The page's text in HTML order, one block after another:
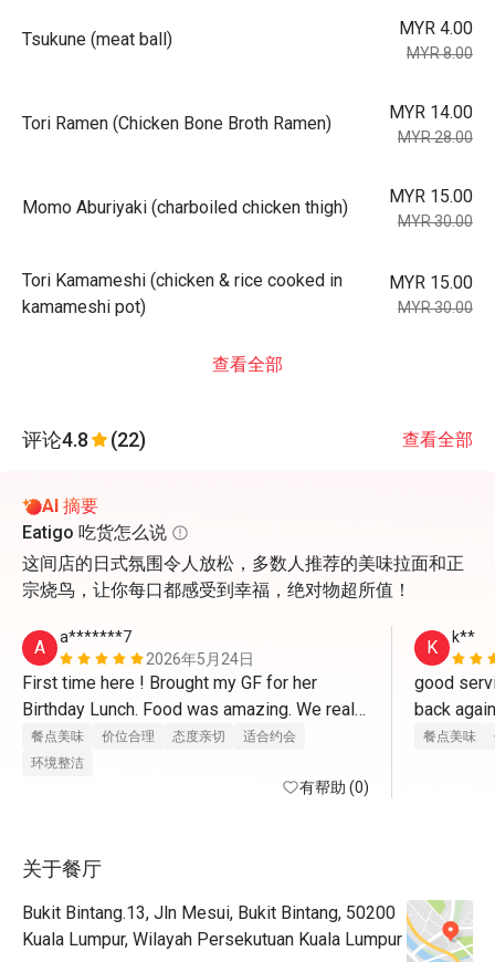
Tsukune (meat ball)
MYR 4.00
MYR 8.00
Tori Ramen (Chicken Bone Broth Ramen)
MYR 14.00
MYR 28.00
Momo Aburiyaki (charboiled chicken thigh)
MYR 15.00
MYR 30.00
Tori Kamameshi (chicken & rice cooked in
kamameshi pot)
MYR 15.00
MYR 30.00
查看全部
评论4.8 (22) 查看全部
AI 摘要
Eatigo 吃货怎么说
这间店的日式氛围令人放松，多数人推荐的美味拉面和正
宗烧鸟，让你每口都感受到幸福，绝对物超所值！
A
a*******7
2026年5月24日
First time here ! Brought my GF for her
Birthday Lunch. Food was amazing. We really
enjoyed every bite of each food we ordered.
They even prepared a little cake and a
birthday song as i requested ! Definitely
餐点美味 价位合理 态度亲切
适合约会
环境整洁
有帮助 (0)
K k**
good
餐点美味
关于餐厅
Bukit Bintang.13, Jln Mesui, Bukit Bintang, 50200
Kuala Lumpur, Wilayah Persekutuan Kuala Lumpur